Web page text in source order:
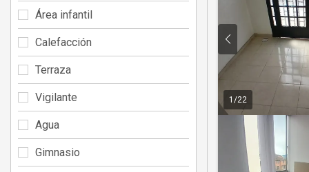
1 /22
Área infantil
Calefacción
Terraza
Vigilante
Agua
Gimnasio